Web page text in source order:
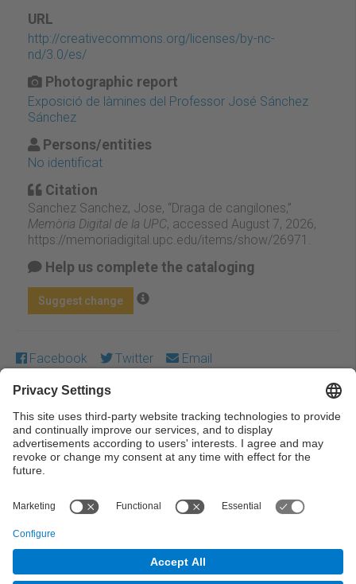
URL
http://creativecommons.org/licenses/by-nc-
nd/3.0/es/
Photographic report
Exposició de làmines del Professor José Sánchez
Sánchez
Persons/entities
No identificat
Citation
Sanchez Sanchez, Jose, “Draga de cangilones,”
Memòria Digital de la UPC, accessed August 7, 2026,
https://memoriadigital.upc.edu/items/show/26971
Help us complete the cataloging
Suggest change
Facebook Twitter Email
Except where otherwise noted, content on this work is
licensed under a Creative Commons license:Attribution-
NonCommercial-NoDerivs 4.0 Generic